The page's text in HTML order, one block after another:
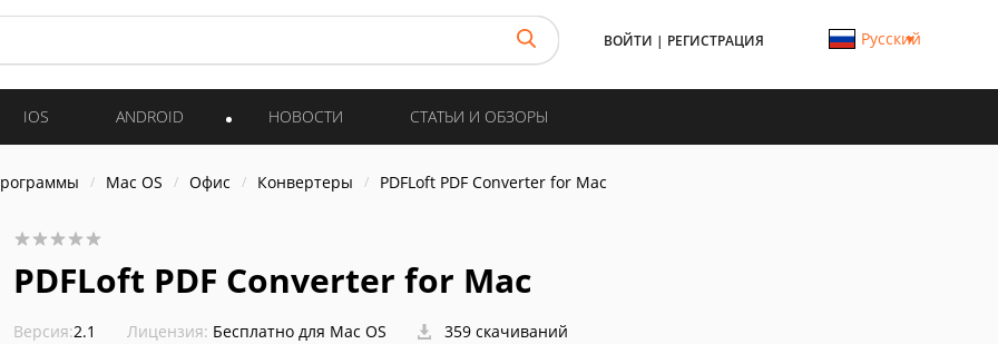
ВОЙТИ | РЕГИСТРАЦИЯ Русский
IOS ANDROID НОВОСТИ СТАТЬИ И ОБЗОРЫ
Mac OS Офис Конвертеры PDFLoft PDF Converter for Mac
PDFLoft PDF Converter for Mac
Версия:2.1 Лицензия: Бесплатно для Mac OS 359 скачиваний